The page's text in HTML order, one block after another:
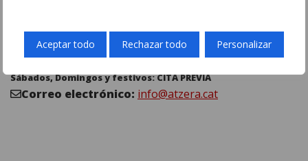
Personalizar
Rechazar todo
Aceptar todo
Teléfono:938902437–938172332
Teléfono Móvil:661649002– (Enviar whatsapp)
Sábados, Domingos y festivos: CITA PREVIA
Correo electrónico: info@atzera.cat